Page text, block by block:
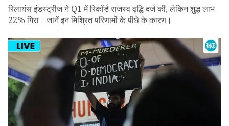
रिलायंस इंडस्ट्रीज ने Q1 में रिकॉर्ड राजस्व वृद्धि दर्ज की, लेकिन शुद्ध लाभ
22% गिरा। जानें इन मिश्रित परिणामों के पीछे के कारण।